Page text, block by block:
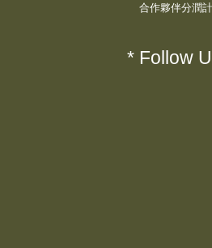
合作夥伴分潤
* Follow